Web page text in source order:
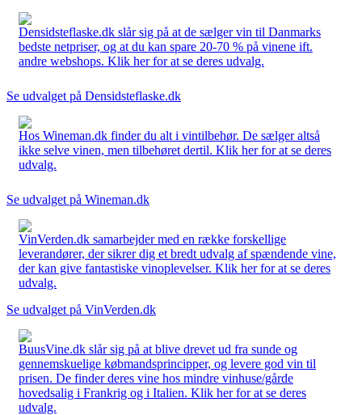
Densidsteflaske.dk slår sig på at de sælger vin til Danmarks
bedste netpriser, og at du kan spare 20-70 % på vinene ift.
andre webshops. Klik her for at se deres udvalg.
Se udvalget på Densidsteflaske.dk
Hos Wineman.dk finder du alt i vintilbehør. De sælger altså
ikke selve vinen, men tilbehøret dertil. Klik her for at se deres
udvalg.
Se udvalget på Wineman.dk
VinVerden.dk samarbejder med en række forskellige
leverandører, der sikrer dig et bredt udvalg af spændende vine,
der kan give fantastiske vinoplevelser. Klik her for at se deres
udvalg.
Se udvalget på VinVerden.dk
BuusVine.dk slår sig på at blive drevet ud fra sunde og
gennemskuelige købmandsprincipper, og levere god vin til
prisen. De finder deres vine hos mindre vinhuse/gårde
hovedsalig i Frankrig og i Italien. Klik her for at se deres
udvalg.